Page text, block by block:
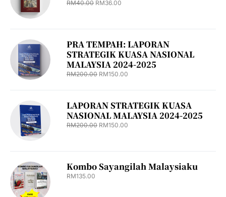
RM40.00 RM36.00
PRA TEMPAH: LAPORAN
STRATEGIK KUASA NASIONAL
MALAYSIA 2024-2025
RM200.00 RM150.00
LAPORAN STRATEGIK KUASA
NASIONAL MALAYSIA 2024-2025
RM200.00 RM150.00
Kombo Sayangilah Malaysiaku
RM135.00